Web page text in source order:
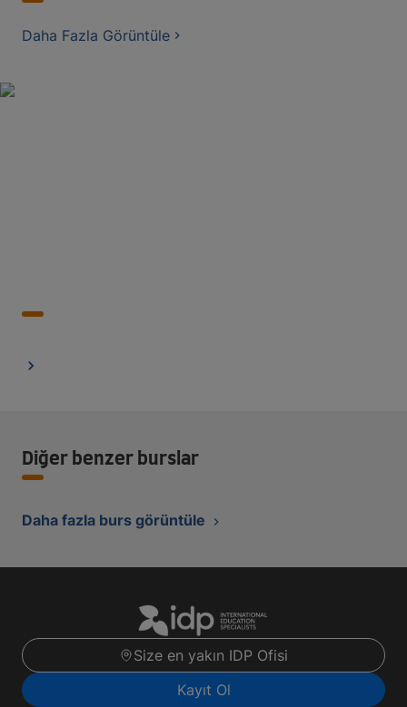
Daha Fazla Görüntüle
Diğer benzer burslar
Daha fazla burs görüntüle
Size en yakın IDP Ofisi
Kayıt Ol